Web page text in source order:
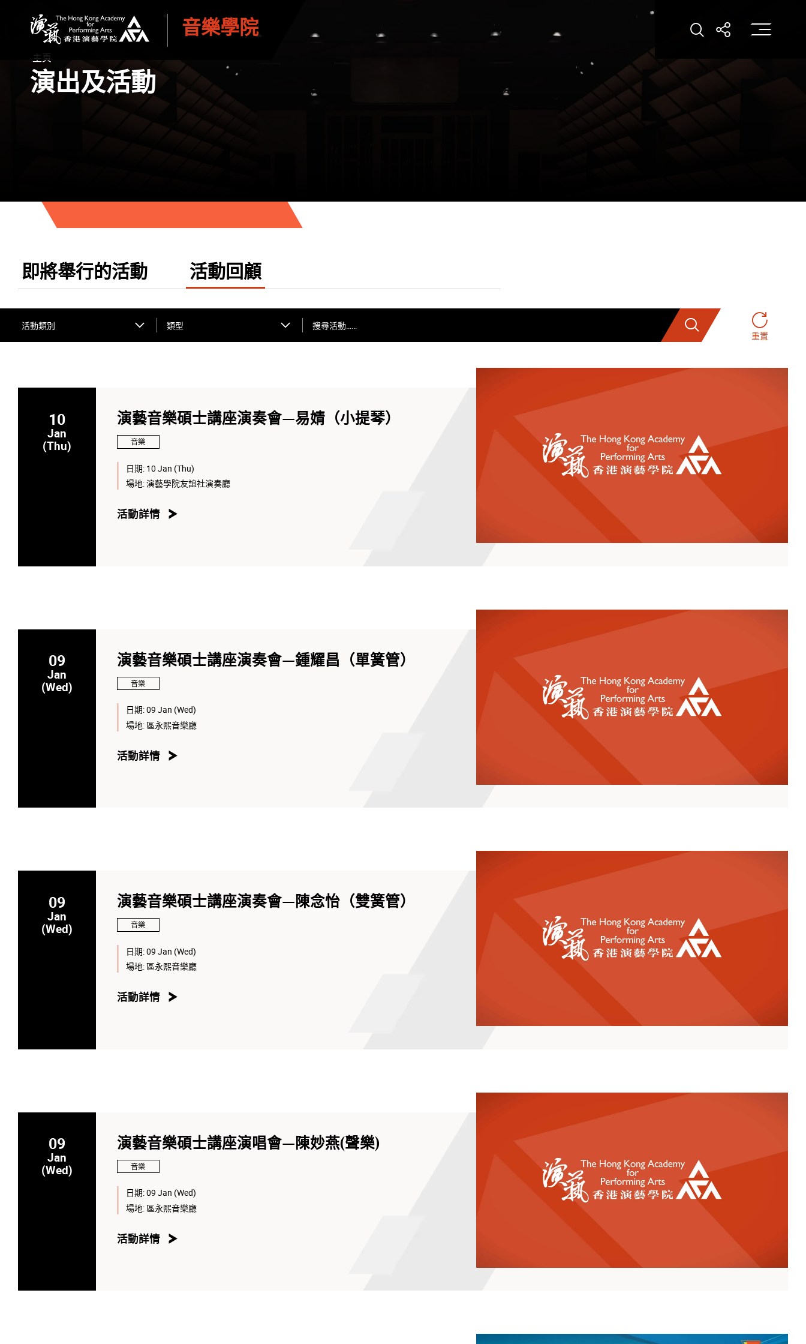
音樂學院 打開搜索打開分享打
主頁
演出及活動
即將舉行的活動 活動回顧
活動類別 類型
搜尋活動…… 搜索
重置
10
Jan
(Thu)
演藝音樂碩士講座演奏會—易婧（小提琴）
音樂
日期: 10 Jan (Thu)
場地:演藝學院友誼社演奏廳
活動詳情
09
Jan
(Wed)
演藝音樂碩士講座演奏會—鍾耀昌（單簧管）
音樂
日期:09 Jan (Wed)
場地:區永熙音樂廳
活動詳情
09
Jan
(Wed)
演藝音樂碩士講座演奏會—陳念怡（雙簧管）
音樂
日期:09 Jan (Wed)
場地:區永熙音樂廳
活動詳情
09
Jan
(Wed)
演藝音樂碩士講座演唱會—陳妙燕(聲樂)
音樂
日期:09 Jan (Wed)
場地:區永熙音樂廳
活動詳情